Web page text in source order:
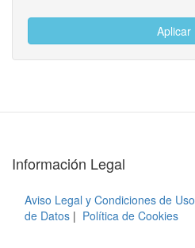
Aplicar
Información Legal
Aviso Legal y Condiciones de Uso
de Datos | Política de Cookies